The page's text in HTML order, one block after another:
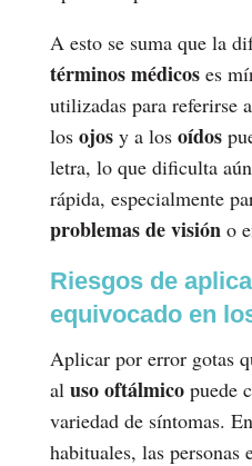
A esto se suma que la
términos médicoses
utilizadas para referirse
los ojosy a los oídos
letra, lo que dificulta
rápida, especialmente
problemas de visióno
Riesgos de
equivocado en
Aplicar por error gotas
al uso oftálmicopuede
variedad de síntomas.
habituales, las personas